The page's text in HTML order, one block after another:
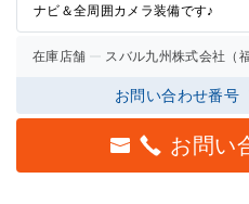
ナビ＆全周囲カメラ装備です♪
在庫店舗 スバル九州株式会社（
お問い合わせ番号
お問い